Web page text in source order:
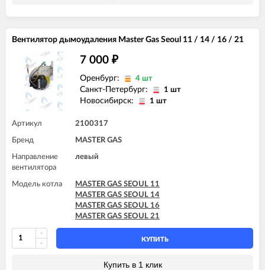
Вентилятор дымоудаления Master Gas Seoul 11 / 14 / 16 / 21
7 000 ₽
Оренбург: 4 шт
Санкт-Петербург: 1 шт
Новосибирск: 1 шт
Артикул 2100317
Бренд MASTER GAS
Направление
вентилятора
левый
Модель котла
MASTER GAS SEOUL 11
MASTER GAS SEOUL 14
MASTER GAS SEOUL 16
MASTER GAS SEOUL 21
КУПИТЬ
Купить в 1 клик